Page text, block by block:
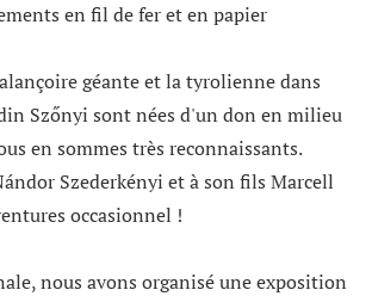
en fil de fer et en papier
géante et la tyrolienne dans
Szőnyi sont nées d'un don en milieu
en sommes très reconnaissants.
Szederkényi et à son fils Marcell
occasionnel !
nous avons organisé une exposition